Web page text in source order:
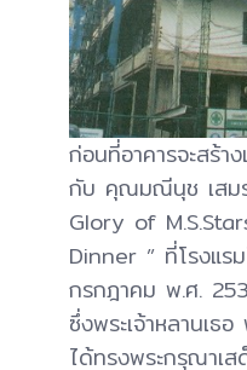
ก่อนที่อาคารจะสร้า
กับ คุณมณีนุช เสม
Glory of
Dinner ” ที่โรงแร
กรกฎาคม พ.ศ.
ซึ่งพระเจ้าหลานเธ
ได้ทรงพระกรุณาเส